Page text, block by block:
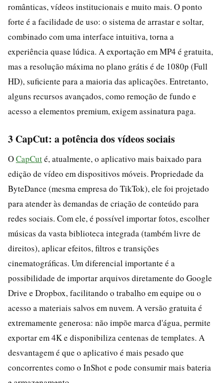
românticas, vídeos institucionais e muito mais. O ponto
forte é a facilidade de uso: o sistema de arrastar e soltar,
combinado com uma interface intuitiva, torna a
experiência quase lúdica. A exportação em MP4 é gratuita,
mas a resolução máxima no plano grátis é de 1080p (Full
HD), suficiente para a maioria das aplicações. Entretanto,
alguns recursos avançados, como remoção de fundo e
acesso a elementos premium, exigem assinatura paga.
3 CapCut: a potência dos vídeos sociais
OCapCuté, atualmente, o aplicativo mais baixado para
edição de vídeo em dispositivos móveis. Propriedade da
ByteDance (mesma empresa do TikTok), ele foi projetado
para atender às demandas de criação de conteúdo para
redes sociais. Com ele, é possível importar fotos, escolher
músicas da vasta biblioteca integrada (também livre de
direitos), aplicar efeitos, filtros e transições
cinematográficas. Um diferencial importante é a
possibilidade de importar arquivos diretamente do Google
Drive e Dropbox, facilitando o trabalho em equipe ou o
acesso a materiais salvos em nuvem. A versão gratuita é
extremamente generosa: não impõe marca d'água, permite
exportar em 4K e disponibiliza centenas de templates. A
desvantagem é que o aplicativo é mais pesado que
concorrentes como o InShot e pode consumir mais bateria